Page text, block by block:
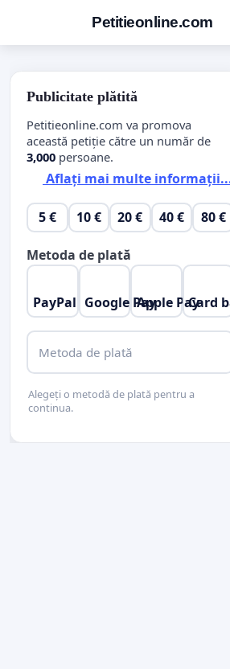
Petitieonline.com
Publicitate plătită
Petitieonline.com va promova
această petiție către un număr de
3,000 persoane.
Aflați mai multe
5 € 10 € 20 € 40 € 80 €
Metoda de plată
PayPal Google PayApple PayCard
Metoda de plată
Alegeți o metodă de plată pentru a
continua.